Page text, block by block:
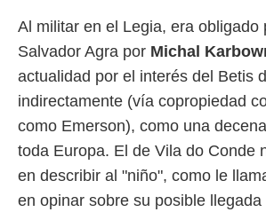
Al militar en el Legia, era obligado
Salvador Agra por Michal
actualidad por el interés del Betis
indirectamente (vía copropiedad
como Emerson), como una
toda Europa. El de Vila do Conde
en describir al "niño", como le
en opinar sobre su posible llegada